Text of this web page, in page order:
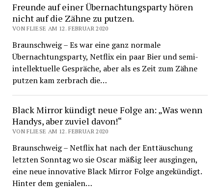
Freunde auf einer Übernachtungsparty hören
nicht auf die Zähne zu putzen.
VON FLIESE AM 12. FEBRUAR 2020
Braunschweig – Es war eine ganz normale
Übernachtungsparty, Netflix ein paar Bier und semi-
intellektuelle Gespräche, aber als es Zeit zum Zähne
putzen kam zerbrach die…
Black Mirror kündigt neue Folge an: „Was wenn
Handys, aber zuviel davon!“
VON FLIESE AM 12. FEBRUAR 2020
Braunschweig – Netflix hat nach der Enttäuschung
letzten Sonntag wo sie Oscar mäßig leer ausgingen,
eine neue innovative Black Mirror Folge angekündigt.
Hinter dem genialen…